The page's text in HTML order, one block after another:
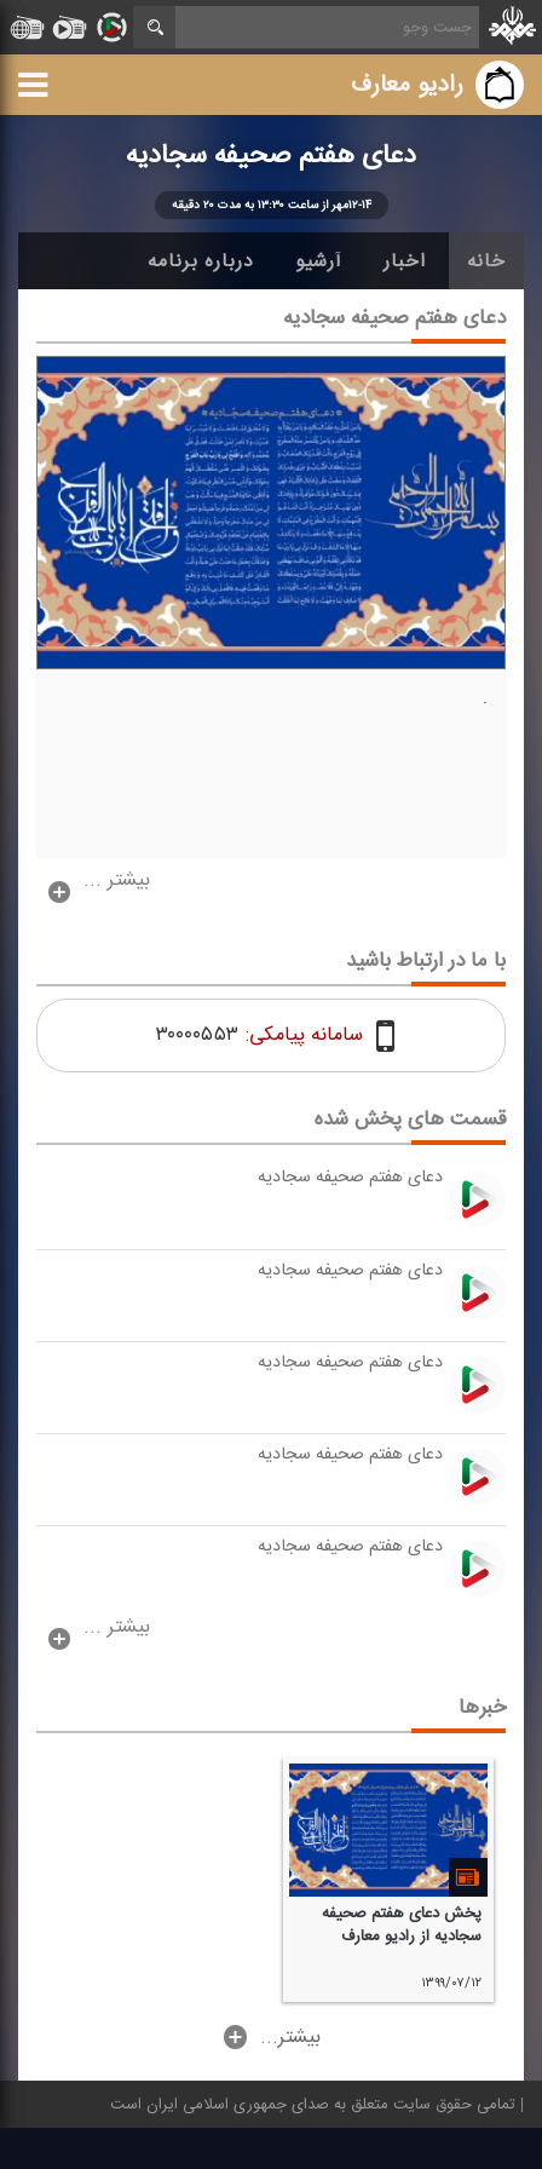
رادیو معارف
دعای هفتم صحیفه سجادیه
۱۲-۱۴مهر از ساعت ۱۳:۳۰ به مدت ۲۰ دقیقه
خانه اخبار آرشیو درباره برنامه
دعای هفتم صحیفه سجادیه
.
بیشتر ...
قسمت های پخش شده
دعای هفتم صحیفه سجادیه
دعای هفتم صحیفه سجادیه
دعای هفتم صحیفه سجادیه
دعای هفتم صحیفه سجادیه
دعای هفتم صحیفه سجادیه
بیشتر ...
با ما در ارتباط باشید
سامانه پیامکی: ۳۰۰۰۰۵۵۳
خبرها
پخش دعای هفتم صحیفه
سجادیه از رادیو معارف
۱۳۹۹/۰۷/۱۲
...بیشتر
تمامی حقوق سایت متعلق به صدای جمهوری اسلامی ایران است